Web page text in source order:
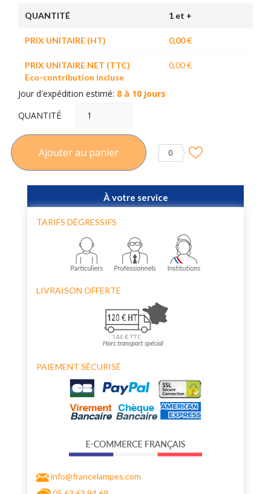
QUANTITÉ 1 et +
PRIX UNITAIRE (HT) 0,00 €
PRIX UNITAIRE NET (TTC)
Eco-contribution incluse
0,00 €
Jour d'expédition estimé: 8 à 10 jours
QUANTITÉ
Ajouter au panier 0
À votre service
TARIFS DÉGRESSIFS
LIVRAISON OFFERTE
PAIEMENT SÉCURISÉ
info@francelampes.com